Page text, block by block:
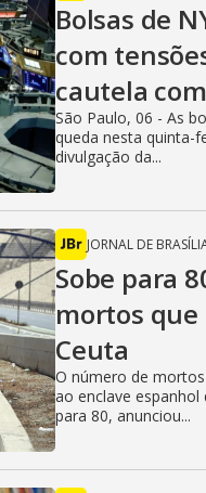
Bolsas de
com
cautela
São Paulo, 06 - As
queda nesta quinta-
divulgação da...
JORNAL DE
Sobe para
mortos
Ceuta
O número de
ao enclave espanhol
para 80, anunciou...